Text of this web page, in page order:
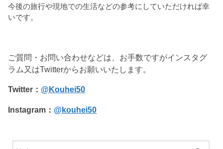
今後の旅行や現地での生活などの参考にしていただければ幸
いです。
ご質問・お問い合わせなどは、お手数ですがインスタグ
ラム又はTwitterからお願いいたします。
Twitter： @Kouhei50
Instagram： @kouhei50